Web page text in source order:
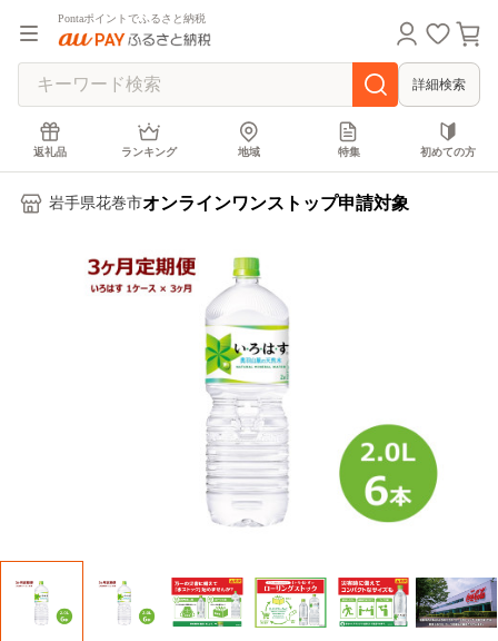
Pontaポイントでふるさと納税
詳細検索
返礼品 ランキング 地域 特集 初めての方
岩手県花巻市オンラインワンストップ申請対象